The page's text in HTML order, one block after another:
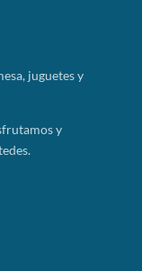
juguetes y
y